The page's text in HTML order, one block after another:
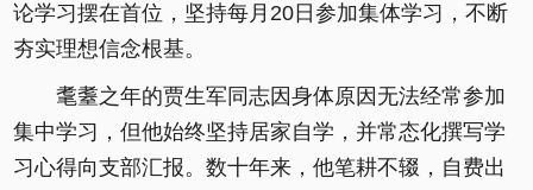
论学习摆在首位，坚持每月20日参加集体学习，不断
夯实理想信念根基。
耄耋之年的贾生军同志因身体原因无法经常参加
集中学习，但他始终坚持居家自学，并常态化撰写学
习心得向支部汇报。数十年来，他笔耕不辍，自费出